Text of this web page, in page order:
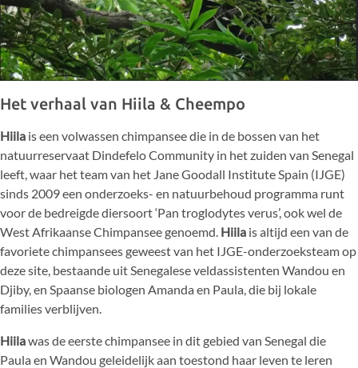
Het verhaal van Hiila & Cheempo
Hiila is een volwassen chimpansee die in de bossen van het
natuurreservaat Dindefelo Community in het zuiden van Senegal
leeft, waar het team van het Jane Goodall Institute Spain (IJGE)
sinds 2009 een onderzoeks- en natuurbehoud programma runt
voor de bedreigde diersoort ‘Pan troglodytes verus’, ook wel de
West Afrikaanse Chimpansee genoemd. Hiila is altijd een van de
favoriete chimpansees geweest van het IJGE-onderzoeksteam op
deze site, bestaande uit Senegalese veldassistenten Wandou en
Djiby, en Spaanse biologen Amanda en Paula, die bij lokale
families verblijven.
Hiilawas de eerste chimpansee in dit gebied van Senegal die
Paula en Wandou geleidelijk aan toestond haar leven te leren